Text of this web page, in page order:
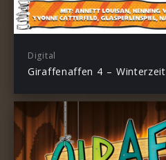
Digital
Giraffenaffen 4 – Winterzeit